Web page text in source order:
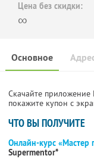
Цена без скидки:
∞
Основное
Скачайте
покажите купон с
ЧТО ВЫ ПОЛУЧИТЕ
Онлайн-курс
Supermentor*